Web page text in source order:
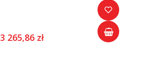
3 265,86 zł